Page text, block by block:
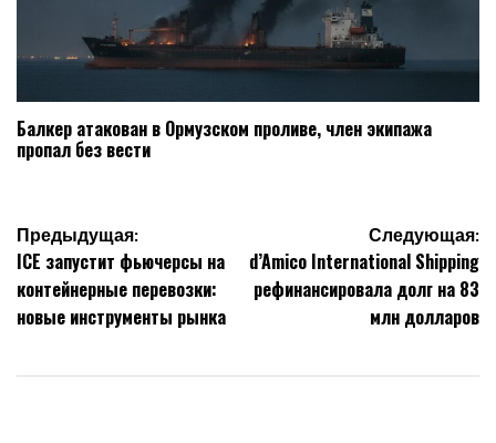
Балкер атакован в Ормузском проливе, член экипажа
пропал без вести
Навигация
по
записям
Предыдущая:
ICE запустит фьючерсы на
контейнерные перевозки:
новые инструменты рынка
Следующая:
d’Amico International Shipping
рефинансировала долг на 83
млн долларов